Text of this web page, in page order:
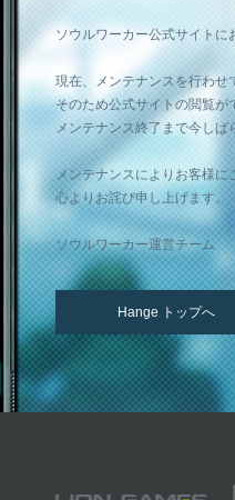
ソウルワーカー公式サイト
現在、メンテナンスを行わせ
そのため公式サイトの閲覧が
メンテナンス終了まで今し
メンテナンスによりお客様に
心よりお詫び申し上げます。
ソウルワーカー運営チーム
Hange トップへ